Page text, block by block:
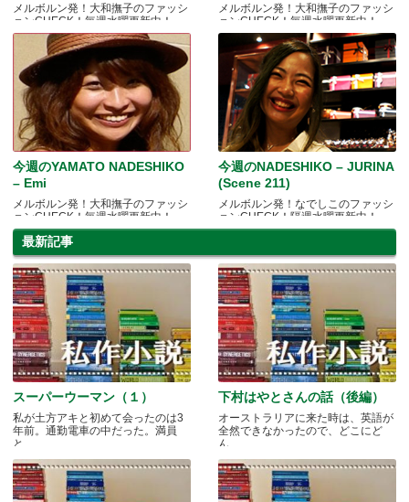
メルボルン発！大和撫子のファッシ
ョンCHECK！毎週水曜更新中！
メルボルン発！大和撫子のファッシ
ョンCHECK！毎週水曜更新中！
今週のYAMATO NADESHIKO
– Emi
メルボルン発！大和撫子のファッシ
ョンCHECK！毎週水曜更新中！
今週のNADESHIKO – JURINA
(Scene 211)
メルボルン発！なでしこのファッシ
ョンCHECK！隔週水曜更新中！
最新記事
スーパーウーマン（１）
私が土方アキと初めて会ったのは3
年前。通勤電車の中だった。満員
と.....
下村はやとさんの話（後編）
オーストラリアに来た時は、英語が
全然できなかったので、どこにど
ん.....